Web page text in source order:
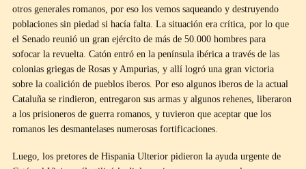
otros generales romanos, por eso los vemos saqueando y destruyendo
poblaciones sin piedad si hacía falta. La situación era crítica, por lo que
el Senado reunió un gran ejército de más de 50.000 hombres para
sofocar la revuelta. Catón entró en la península ibérica a través de las
colonias griegas de Rosas y Ampurias, y allí logró una gran victoria
sobre la coalición de pueblos iberos. Por eso algunos iberos de la actual
Cataluña se rindieron, entregaron sus armas y algunos rehenes, liberaron
a los prisioneros de guerra romanos, y tuvieron que aceptar que los
romanos les desmantelases numerosas fortificaciones.
Luego, los pretores de Hispania Ulterior pidieron la ayuda urgente de